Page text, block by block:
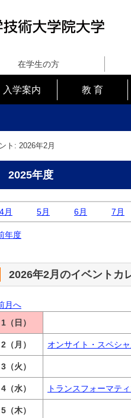
在学生の方
入学案内 教 育
ト: 2026年2月
2025年度
4月 5月 6月 7月
年度
2026年2月のイベントカ
月へ
1（日）
2（月） オンサイト・スペシ
3（火）
4（水） トランスフォーマテ
5（木）